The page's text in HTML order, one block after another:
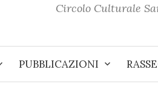
Circolo Culturale
PUBBLICAZIONI